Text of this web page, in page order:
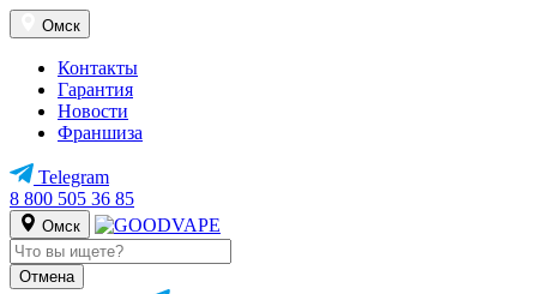
Омск
Контакты
Гарантия
Новости
Франшиза
Telegram
8 800 505 36 85
Омск
Отмена